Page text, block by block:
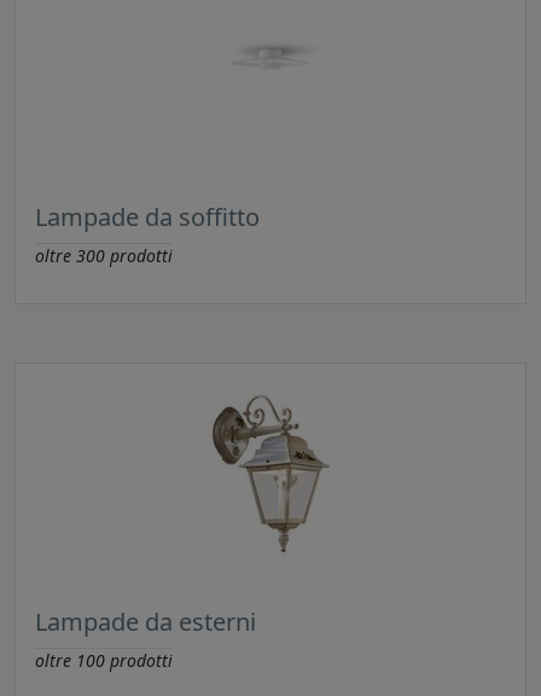
Lampade da soffitto
oltre 300 prodotti
Lampade da esterni
oltre 100 prodotti